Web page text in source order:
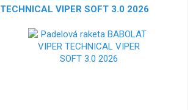
TECHNICAL VIPER SOFT 3.0 2026